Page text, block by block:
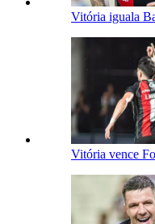
Vitória iguala
Vitória vence